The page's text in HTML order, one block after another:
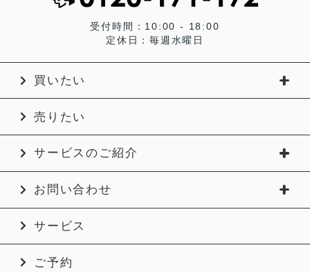
受付時間：10:00 - 18:00
定休日：毎週水曜日
買いたい
売りたい
サービスのご紹介
お問い合わせ
サービス
ご予約